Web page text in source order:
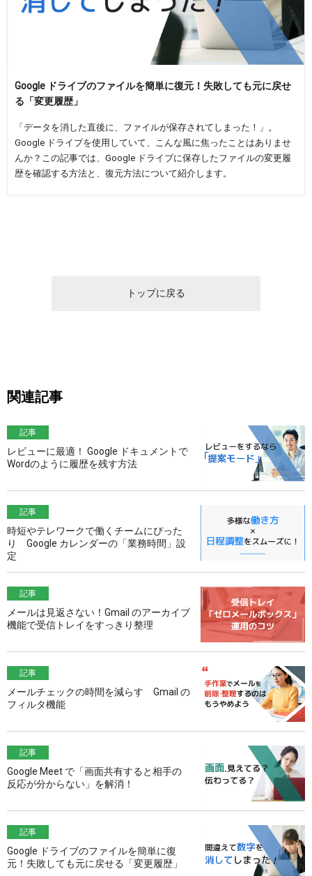
Google ドライブのファイルを簡単に復元！失敗しても元に戻せ
る「変更履歴」
「データを消した直後に、ファイルが保存されてしまった！」。
Google ドライブを使用していて、こんな風に焦ったことはありませ
んか？この記事では、Google ドライブに保存したファイルの変更履
歴を確認する方法と、復元方法について紹介します。
トップに戻る
関連記事
記事
レビューに最適！ Google ドキュメントで
Wordのように履歴を残す方法
記事
時短やテレワークで働くチームにぴった
り Google カレンダーの「業務時間」設
定
記事
メールは見返さない！Gmail のアーカイブ
機能で受信トレイをすっきり整理
記事
メールチェックの時間を減らす Gmail の
フィルタ機能
記事
Google Meet で「画面共有すると相手の
反応が分からない」を解消！
記事
Google ドライブのファイルを簡単に復
元！失敗しても元に戻せる「変更履歴」